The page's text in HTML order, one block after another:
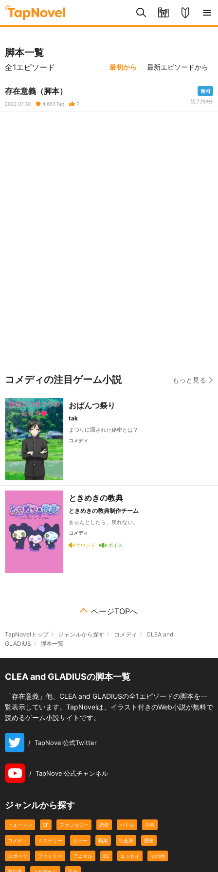
脚本一覧
全1エピソード 最初から 最新エピソードから
存在意義（脚本）
2022.07.30 4,663Tap 7 読了約8分
コメディの注目ゲーム小説 もっと見る
おぱんつ祭り
tak
まつりに隠された秘密とは？
コメディ
ときめきの教典
ときめきの教典制作チーム
きゅんとしたら、戻れない。
コメディ
サウンド ボイス
ページTOPへ
TapNovelトップ ジャンルから探す コメディ
CLEA and
GLADIUS
脚本一覧
CLEA and GLADIUSの脚本一覧
「存在意義」他、CLEA and GLADIUSの全1エピソードの脚本を一
覧表示しています。TapNovelは、イラスト付きのWeb小説が無料で
読めるゲーム小説サイトです。
/ TapNovel公式Twitter
/ TapNovel公式チャンネル
ジャンルから探す
ヒューマン SF ファンタジー 恋愛 バトル 学園
コメディ ミステリー ホラー 職業 社会派 歴史
スポーツ ファミリー アニマル BL エッセイ その他